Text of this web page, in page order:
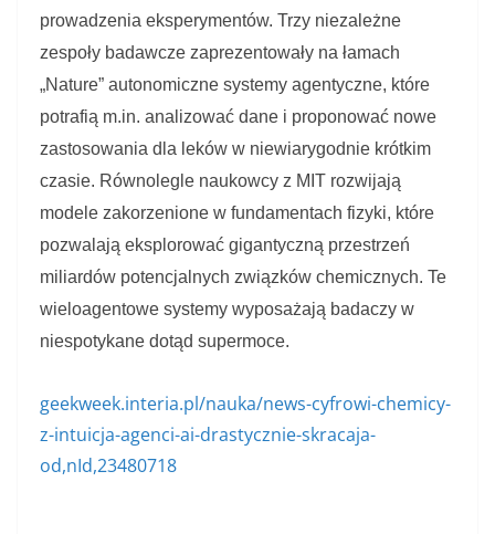
prowadzenia eksperymentów. Trzy niezależne
zespoły badawcze zaprezentowały na łamach
„Nature” autonomiczne systemy agentyczne, które
potrafią m.in. analizować dane i proponować nowe
zastosowania dla leków w niewiarygodnie krótkim
czasie. Równolegle naukowcy z MIT rozwijają
modele zakorzenione w fundamentach fizyki, które
pozwalają eksplorować gigantyczną przestrzeń
miliardów potencjalnych związków chemicznych. Te
wieloagentowe systemy wyposażają badaczy w
niespotykane dotąd supermoce.
geekweek.interia.pl/nauka/news-cyfrowi-chemicy-
z-intuicja-agenci-ai-drastycznie-skracaja-
od,nId,23480718